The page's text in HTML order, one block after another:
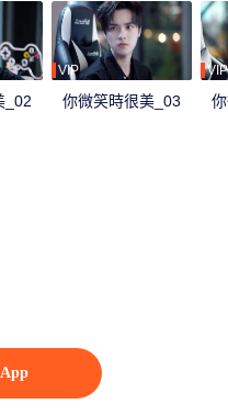
_02
VIP
你微笑時很美_03
VIP